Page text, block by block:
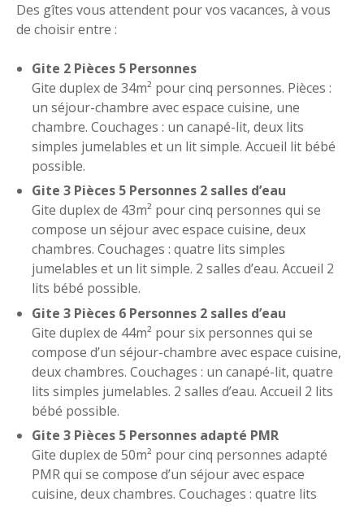
Des gîtes vous attendent pour vos vacances, à vous
de choisir entre :
Gite 2 Pièces 5 Personnes
Gite duplex de 34m² pour cinq personnes. Pièces :
un séjour-chambre avec espace cuisine, une
chambre. Couchages : un canapé-lit, deux lits
simples jumelables et un lit simple. Accueil lit bébé
possible.
Gite 3 Pièces 5 Personnes 2 salles d’eau
Gite duplex de 43m² pour cinq personnes qui se
compose un séjour avec espace cuisine, deux
chambres. Couchages : quatre lits simples
jumelables et un lit simple. 2 salles d’eau. Accueil 2
lits bébé possible.
Gite 3 Pièces 6 Personnes 2 salles d’eau
Gite duplex de 44m² pour six personnes qui se
compose d’un séjour-chambre avec espace cuisine,
deux chambres. Couchages : un canapé-lit, quatre
lits simples jumelables. 2 salles d’eau. Accueil 2 lits
bébé possible.
Gite 3 Pièces 5 Personnes adapté PMR
Gite duplex de 50m² pour cinq personnes adapté
PMR qui se compose d’un séjour avec espace
cuisine, deux chambres. Couchages : quatre lits